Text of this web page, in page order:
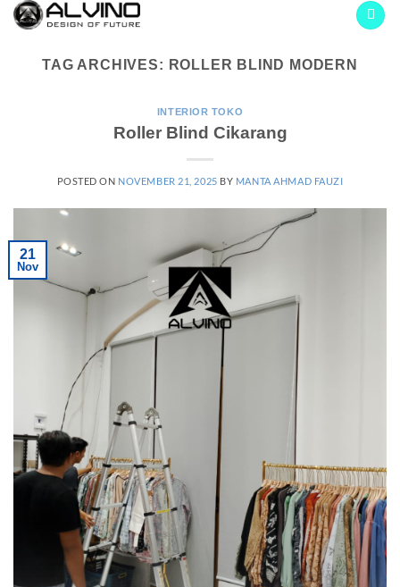
Skip
content
TAG ARCHIVES: ROLLER BLIND MODERN
INTERIOR TOKO
Roller Blind Cikarang
POSTED ON NOVEMBER 21, 2025 BY MANTA AHMAD FAUZI
21
Nov